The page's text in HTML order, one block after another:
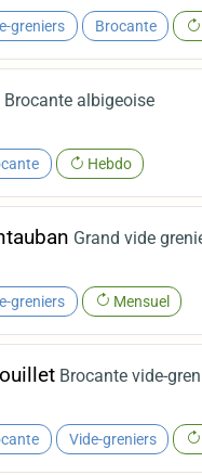
greniers Brocante
Brocante albigeoise
Hebdo
Grand vide
greniers Mensuel
Brocante vide-
Vide-greniers